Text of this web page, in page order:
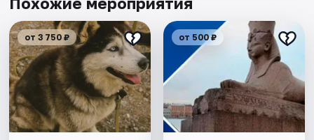
от 3 750 ₽ от 500 ₽